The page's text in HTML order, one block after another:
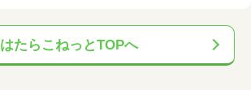
はたらこねっとTOPへ